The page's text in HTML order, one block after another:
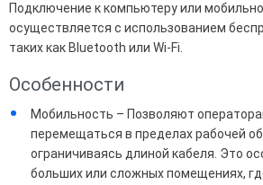
Подключение к компьютеру или
осуществляется с использованием
таких как Bluetooth или Wi-Fi.
Особенности
Мобильность – Позволяют
перемещаться в пределах рабочей
ограничиваясь длиной кабеля. Это
больших или сложных помещениях,